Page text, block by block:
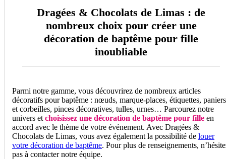
Dragées & Chocolats de Limas : de
nombreux choix pour créer une
décoration de baptême pour fille
inoubliable
Parmi notre gamme, vous découvrirez de nombreux articles
décoratifs pour baptême : nœuds, marque-places, étiquettes, paniers
et corbeilles, pinces décoratives, tulles, urnes… Parcourez notre
univers et choisissez une décoration de baptême pour fille en
accord avec le thème de votre événement. Avec Dragées &
Chocolats de Limas, vous avez également la possibilité de louer
votre décoration de baptême. Pour plus de renseignements,
pas à contacter notre équipe.